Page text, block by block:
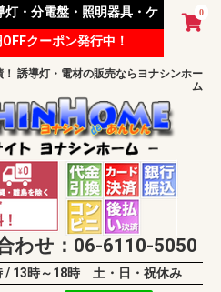
0
・分電盤・照明器具・ケ
り扱っています。
クーポン発行中！
誘導灯・電材の販売ならヨナシンホー
ム
わせ：06-6110-5050
/ 13時～18時 土・日・祝休み